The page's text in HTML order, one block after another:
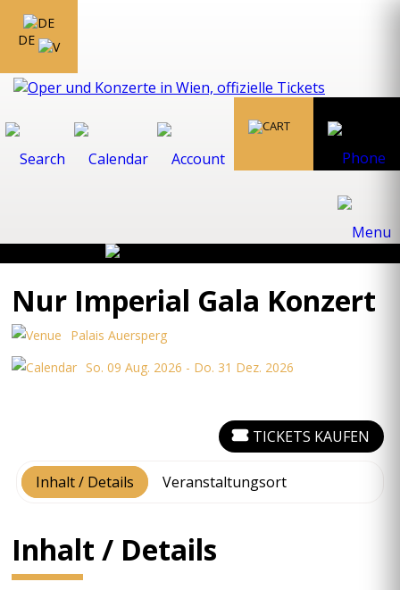
DE
Nur Imperial Gala Konzert
Palais Auersperg
So. 09 Aug. 2026 - Do. 31 Dez. 2026
Inhalt / Details Veranstaltungsort
TICKETS KAUFEN
Inhalt / Details